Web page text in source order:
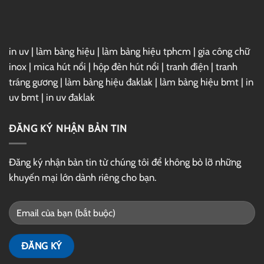
in uv | làm bảng hiệu | làm bảng hiệu tphcm | gia công chữ
inox | mica hút nổi | hộp đèn hút nổi | tranh điện | tranh
tráng gương | làm bảng hiệu đaklak | làm bảng hiệu bmt | in
uv bmt | in uv đaklak
ĐĂNG KÝ NHẬN BẢN TIN
Đăng ký nhận bản tin từ chúng tôi để không bỏ lỡ những
khuyến mại lớn dành riêng cho bạn.